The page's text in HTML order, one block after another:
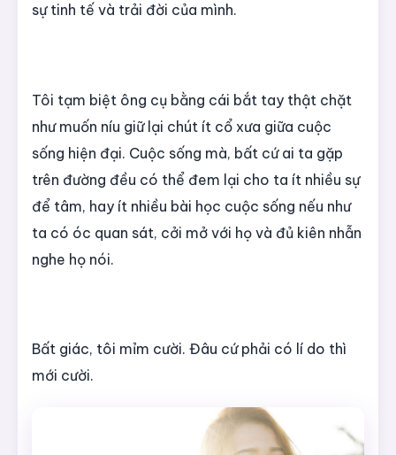
sự tinh tế và trải đời của mình.
Tôi tạm biệt ông cụ bằng cái bắt tay thật chặt
như muốn níu giữ lại chút ít cổ xưa giữa cuộc
sống hiện đại. Cuộc sống mà, bất cứ ai ta gặp
trên đường đều có thể đem lại cho ta ít nhiều sự
để tâm, hay ít nhiều bài học cuộc sống nếu như
ta có óc quan sát, cởi mở với họ và đủ kiên nhẫn
nghe họ nói.
Bất giác, tôi mỉm cười. Đâu cứ phải có lí do thì
mới cười.